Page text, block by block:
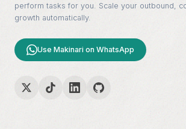
perform tasks for you. Scale your outbound,
growth automatically.
Use Makinari on WhatsApp